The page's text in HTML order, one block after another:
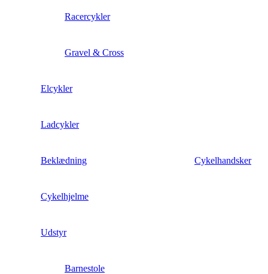
Racercykler
Gravel & Cross
Elcykler
Ladcykler
Beklædning Cykelhandsker
Cykelhjelme
Udstyr
Barnestole